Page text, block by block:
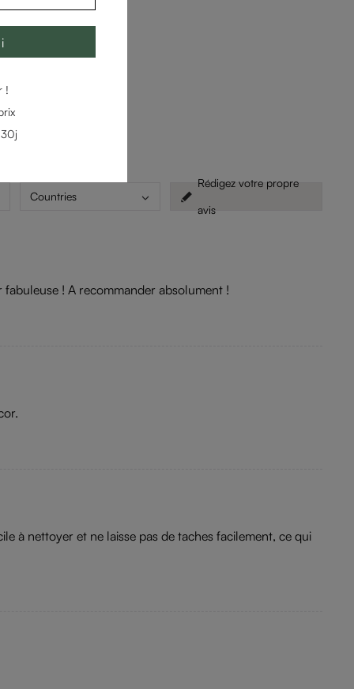
Countries
Rédigez votre propre
avis
! A recommander absolument !
à nettoyer et ne laisse pas de taches facilement, ce qui
!